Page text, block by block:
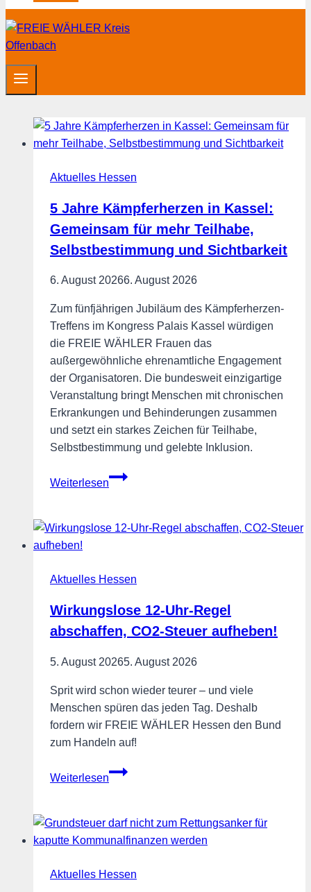
Aktuelles Hessen
5 Jahre Kämpferherzen in Kassel:
Gemeinsam für mehr Teilhabe,
Selbstbestimmung und Sichtbarkeit
6. August 20266. August 2026
Zum fünfjährigen Jubiläum des Kämpferherzen-
Treffens im Kongress Palais Kassel würdigen
die FREIE WÄHLER Frauen das
außergewöhnliche ehrenamtliche Engagement
der Organisatoren. Die bundesweit einzigartige
Veranstaltung bringt Menschen mit chronischen
Erkrankungen und Behinderungen zusammen
und setzt ein starkes Zeichen für Teilhabe,
Selbstbestimmung und gelebte Inklusion.
Weiterlesen
5
in
für
Teilhabe,
Selbstbestimmung
Sichtbarkeit
Aktuelles Hessen
Wirkungslose 12-Uhr-Regel
abschaffen, CO2-Steuer aufheben!
5. August 20265. August 2026
Sprit wird schon wieder teurer – und viele
Menschen spüren das jeden Tag. Deshalb
fordern wir FREIE WÄHLER Hessen den Bund
zum Handeln auf!
Weiterlesen
Wirkungslose
Regel
abschaffen,
Steuer
Aktuelles Hessen